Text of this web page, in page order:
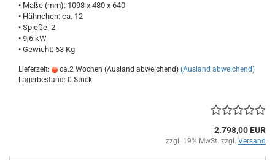
• Maße (mm): 1098 x 480 x 640
• Hähnchen: ca. 12
• Spieße: 2
• 9,6 kW
• Gewicht: 63 Kg
Lieferzeit: ca.2 Wochen (Ausland abweichend) (Ausland abweichend)
Lagerbestand: 0 Stück
2.798,00 EUR
zzgl. 19% MwSt. zzgl. Versand